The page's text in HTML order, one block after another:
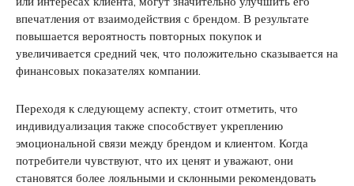
впечатления от взаимодействия с брендом. В результате
повышается вероятность повторных покупок и
увеличивается средний чек, что положительно сказывается на
финансовых показателях компании.
Переходя к следующему аспекту, стоит отметить, что
индивидуализация также способствует укреплению
эмоциональной связи между брендом и клиентом. Когда
потребители чувствуют, что их ценят и уважают, они
становятся более лояльными и склонными рекомендовать